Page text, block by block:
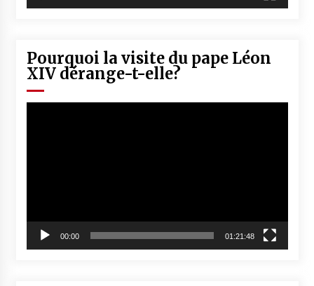
Pourquoi la visite du pape Léon
XIV dérange-t-elle?
00:00 01:21:48